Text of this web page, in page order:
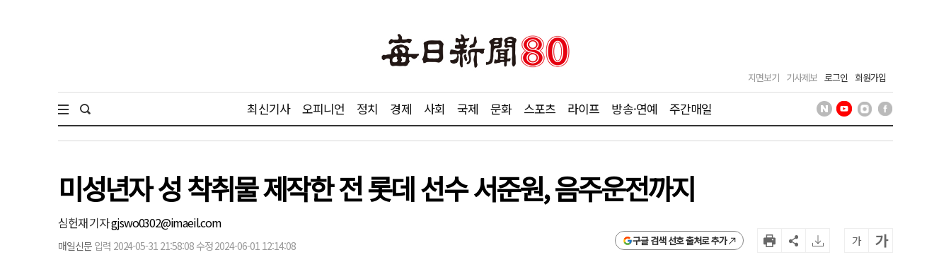
지면보기 기사제보 로그인 회원가입
최신기사 오피니언 정치 경제 사회 국제 문화 스포츠 라이프 방송·연예 주간매일
미성년자 성 착취물 제작한 전 롯데 선수 서준원, 음주운전까지
심헌재 기자gjswo0302@imaeil.com
매일신문 입력 2024-05-31 21:58:08 수정 2024-06-01 12:14:08 구글 검색 선호 출처로 추가 가 가